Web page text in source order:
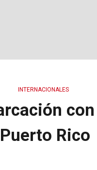
INTERNACIONALES
Puerto Rico